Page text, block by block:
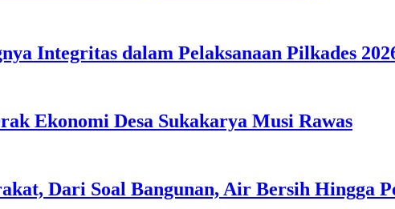
Integritas dalam Pelaksanaan Pilkades
Ekonomi Desa Sukakarya Musi Rawas
Dari Soal Bangunan, Air Bersih Hingga